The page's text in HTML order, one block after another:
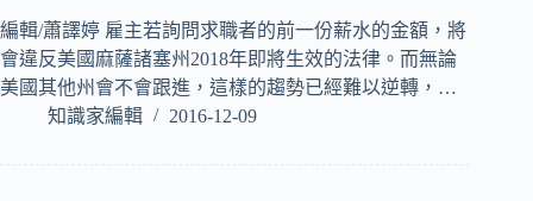
編輯/蕭譯婷 雇主若詢問求職者的前一份薪水的金額，將
會違反美國麻薩諸塞州2018年即將生效的法律。而無論
美國其他州會不會跟進，這樣的趨勢已經難以逆轉，…
知識家編輯
2016-12-09